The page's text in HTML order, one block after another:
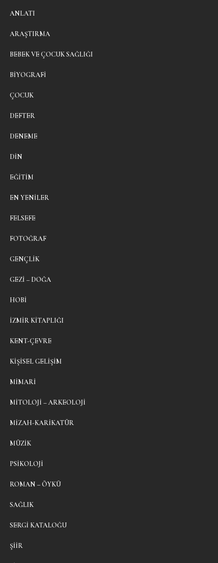
ANLATI
ARAŞTIRMA
BEBEK VE ÇOCUK SAĞLIĞI
BIYOGRAFI
ÇOCUK
DEFTER
DENEME
DIN
EĞITIM
EN YENILER
FELSEFE
FOTOĞRAF
GENÇLIK
GEZI – DOĞA
HOBI
İZMIR KITAPLIĞI
KENT-ÇEVRE
KIŞISEL GELIŞIM
MIMARI
MITOLOJI – ARKEOLOJI
MIZAH-KARIKATÜR
MÜZIK
PSIKOLOJI
ROMAN – ÖYKÜ
SAĞLIK
SERGI KATALOĞU
ŞIIR